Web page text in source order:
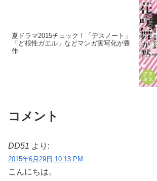
夏ドラマ2015チェック！「デスノート」
「ど根性ガエル」などマンガ実写化が豊
作
コメント
DD51 より:
2015年6月29日 10:13 PM
こんにちは。